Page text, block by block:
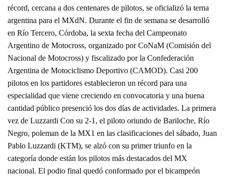
récord, cercana a dos centenares de pilotos, se oficializó la terna
argentina para el MXdN. Durante el fin de semana se desarrolló
en Río Tercero, Córdoba, la sexta fecha del Campeonato
Argentino de Motocross, organizado por CoNaM (Comisión del
Nacional de Motocross) y fiscalizado por la Confederación
Argentina de Motociclismo Deportivo (CAMOD). Casi 200
pilotos en los partidores establecieron un récord para una
especialidad que viene creciendo en convocatoria y una buena
cantidad público presenció los dos días de actividades. La primera
vez de Luzzardi Con su 2-1, el piloto oriundo de Bariloche, Río
Negro, poleman de la MX1 en las clasificaciones del sábado, Juan
Pablo Luzzardi (KTM), se alzó con su primer triunfo en la
categoría donde están los pilotos más destacados del MX
nacional. El podio final quedó conformado por el bicampeón